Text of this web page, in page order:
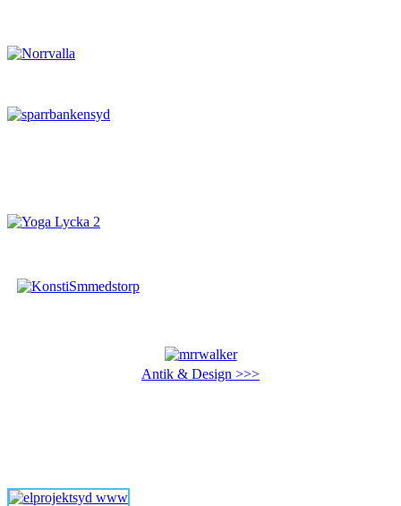
Antik & Design >>>